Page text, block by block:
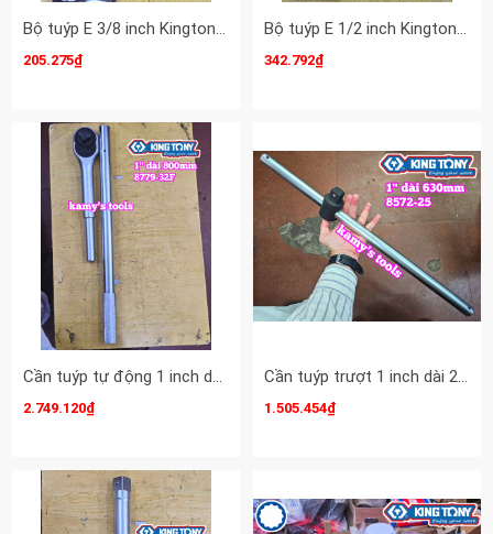
Bộ tuýp E 3/8 inch Kingtony 3106PR 6 chi tiết E8 E10 E12 E14 E16 E18
205.275₫
Bộ tuýp E 1/2 inch Kingtony 4106PR 6 chi tiết E10 E12 E14 E16 E18 E20
342.792₫
Cần tuýp tự động 1 inch dài 32 inch 800mm Kingtony 8779-32F
2.749.120₫
Cần tuýp trượt 1 inch dài 25 inch 630mm Kingtony 8572-25
1.505.454₫